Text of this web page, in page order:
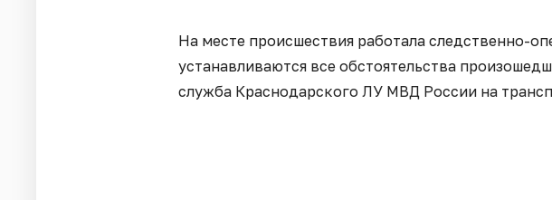
На месте происшествия работала следственно-
устанавливаются все обстоятельства
служба Краснодарского ЛУ МВД России на